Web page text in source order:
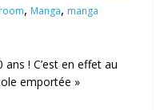
, Manga, manga
! C’est en effet au
emportée »